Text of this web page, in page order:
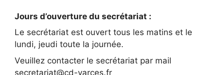
Jours d’ouverture du secrétariat :
Le secrétariat est ouvert tous les matins et le
lundi, jeudi toute la journée.
Veuillez contacter le secrétariat par mail
secretariat@cd-varces.fr